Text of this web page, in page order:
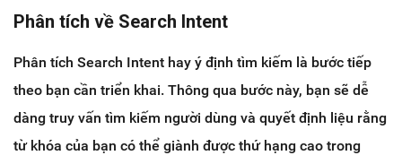
Phân tích về Search Intent
Phân tích Search Intent hay ý định tìm kiếm là bước tiếp
theo bạn cần triển khai. Thông qua bước này, bạn sẽ dễ
dàng truy vấn tìm kiếm người dùng và quyết định liệu rằng
từ khóa của bạn có thể giành được thứ hạng cao trong